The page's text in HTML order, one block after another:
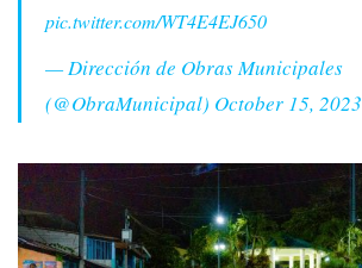
pic.twitter.com/WT4E4EJ650
— Dirección de Obras Municipales
(@ObraMunicipal) October 15, 2023